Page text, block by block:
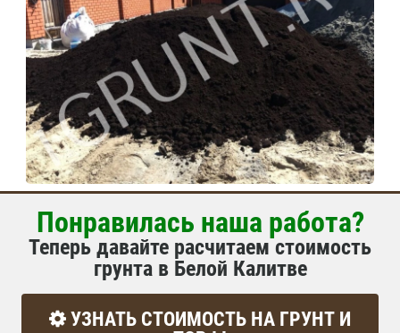
Понравилась наша работа?
Теперь давайте расчитаем стоимость
грунта в Белой Калитве
УЗНАТЬ СТОИМОСТЬ НА ГРУНТ И